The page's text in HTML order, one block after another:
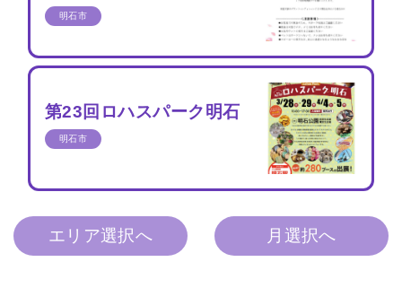
明石市
第23回ロハスパーク明石
明石市
エリア選択へ 月選択へ